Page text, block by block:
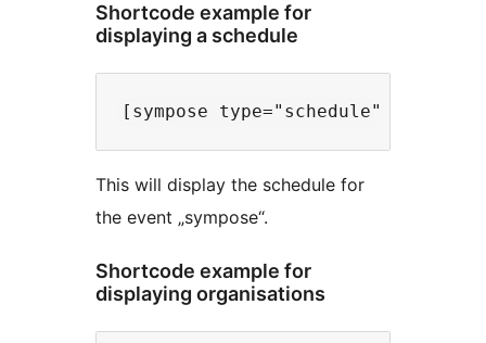
Shortcode example for
displaying a schedule
This will display the schedule for
the event „sympose“.
Shortcode example for
displaying organisations